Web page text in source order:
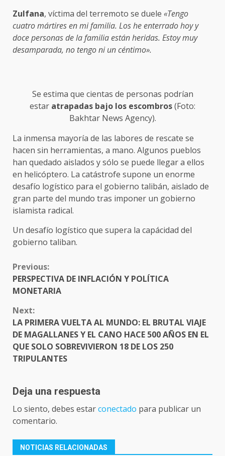
Zulfana, víctima del terremoto se duele «Tengo
cuatro mártires en mi familia. Los he enterrado hoy y
doce personas de la familia están heridas. Estoy muy
desamparada, no tengo ni un céntimo».
Se estima que cientas de personas podrían
estar atrapadas bajo los escombros(Foto:
Bakhtar News Agency).
La inmensa mayoría de las labores de rescate se
hacen sin herramientas, a mano. Algunos pueblos
han quedado aislados y sólo se puede llegar a ellos
en helicóptero. La catástrofe supone un enorme
desafío logístico para el gobierno talibán, aislado de
gran parte del mundo tras imponer un gobierno
islamista radical.
Un desafío logístico que supera la capácidad del
gobierno taliban.
CONTINUE
READING
Previous:
PERSPECTIVA DE INFLACIÓN Y POLÍTICA
MONETARIA
Next:
LA PRIMERA VUELTA AL MUNDO: EL BRUTAL VIAJE
DE MAGALLANES Y EL CANO HACE 500 AÑOS EN EL
QUE SOLO SOBREVIVIERON 18 DE LOS 250
TRIPULANTES
Deja una respuesta
Lo siento, debes estarconectado para publicar un
comentario.
NOTICIAS RELACIONADAS